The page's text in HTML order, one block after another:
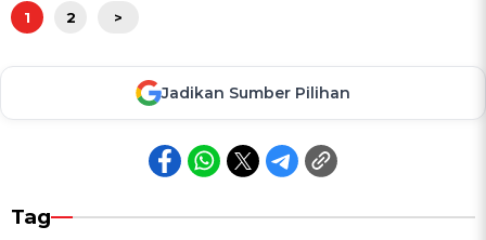
1 2 >
Jadikan Sumber Pilihan
Tag